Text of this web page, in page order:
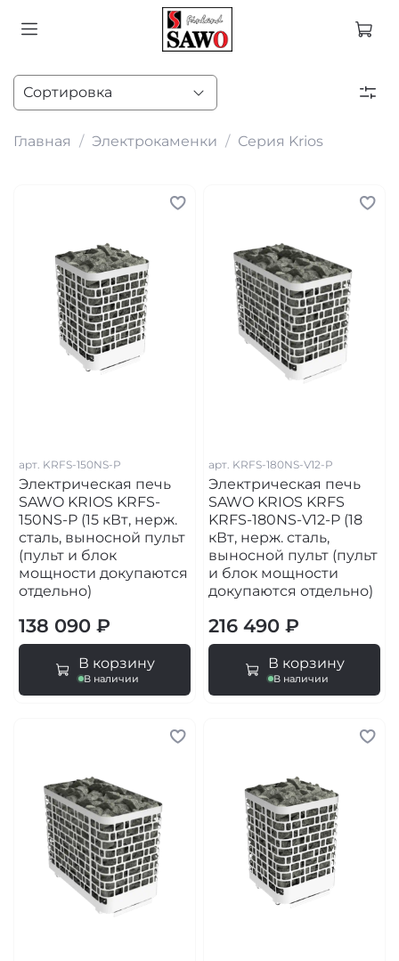
Главная Электрокаменки Серия Krios
арт. KRFS-150NS-P
Электрическая печь
SAWO KRIOS KRFS-
150NS-P (15 кВт, нерж.
сталь, выносной пульт
(пульт и блок
мощности докупаются
отдельно)
138 090 ₽
В корзину
В наличии
арт. KRFS-180NS-V12-P
Электрическая печь
SAWO KRIOS KRFS
KRFS-180NS-V12-P (18
кВт, нерж. сталь,
выносной пульт (пульт
и блок мощности
докупаются отдельно)
216 490 ₽
В корзину
В наличии